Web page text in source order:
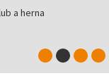
a herna